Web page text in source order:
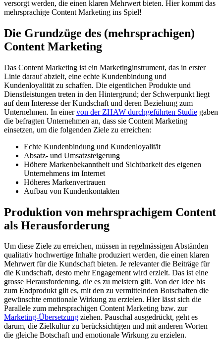
versorgt werden, die einen klaren Mehrwert bieten. Hier kommt das
mehrsprachige Content Marketing ins Spiel!
Die Grundzüge des (mehrsprachigen)
Content Marketing
Das Content Marketing ist ein Marketinginstrument, das in erster
Linie darauf abzielt, eine echte Kundenbindung und
Kundenloyalität zu schaffen. Die eigentlichen Produkte und
Dienstleistungen treten in den Hintergrund; der Schwerpunkt liegt
auf dem Interesse der Kundschaft und deren Beziehung zum
Unternehmen. In einervon der ZHAW durchgeführten Studie gaben
die befragten Unternehmen an, dass sie Content Marketing
einsetzen, um die folgenden Ziele zu erreichen:
Echte Kundenbindung und Kundenloyalität
Absatz- und Umsatzsteigerung
Höhere Markenbekanntheit und Sichtbarkeit des eigenen
Unternehmens im Internet
Höheres Markenvertrauen
Aufbau von Kundenkontakten
Produktion von mehrsprachigem Content
als Herausforderung
Um diese Ziele zu erreichen, müssen in regelmässigen Abständen
qualitativ hochwertige Inhalte produziert werden, die einen klaren
Mehrwert für die Kundschaft bieten. Je relevanter die Beiträge für
die Kundschaft, desto mehr Engagement wird erzielt. Das ist eine
grosse Herausforderung, die es zu meistern gilt. Von der Idee bis
zum Endprodukt gilt es, mit den zu vermittelnden Botschaften die
gewünschte emotionale Wirkung zu erzielen. Hier lässt sich die
Parallele zum mehrsprachigen Content Marketing bzw. zur
Marketing-Übersetzung ziehen. Pauschal ausgedrückt, geht es
darum, die Zielkultur zu berücksichtigen und mit anderen Worten
die gleiche Botschaft und emotionale Wirkung zu erzielen.